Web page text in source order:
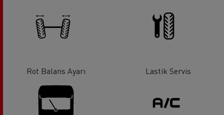
Rot Balans Ayarı Lastik Servis